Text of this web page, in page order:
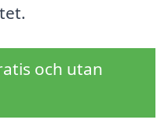
och utan